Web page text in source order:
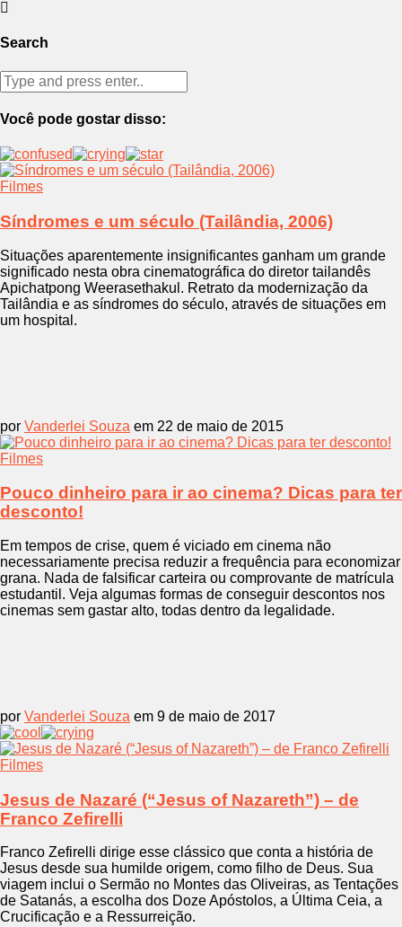
Search
Você pode gostar disso:
Filmes
Síndromes e um século (Tailândia, 2006)
Situações aparentemente insignificantes ganham um grande
significado nesta obra cinematográfica do diretor tailandês
Apichatpong Weerasethakul. Retrato da modernização da
Tailândia e as síndromes do século, através de situações em
um hospital.
por Vanderlei Souza em 22 de maio de 2015
Filmes
Pouco dinheiro para ir ao cinema? Dicas para ter
desconto!
Em tempos de crise, quem é viciado em cinema não
necessariamente precisa reduzir a frequência para economizar
grana. Nada de falsificar carteira ou comprovante de matrícula
estudantil. Veja algumas formas de conseguir descontos nos
cinemas sem gastar alto, todas dentro da legalidade.
por Vanderlei Souza em 9 de maio de 2017
Filmes
Jesus de Nazaré (“Jesus of Nazareth”) – de
Franco Zefirelli
Franco Zefirelli dirige esse clássico que conta a história de
Jesus desde sua humilde origem, como filho de Deus. Sua
viagem inclui o Sermão no Montes das Oliveiras, as Tentações
de Satanás, a escolha dos Doze Apóstolos, a Última Ceia, a
Crucificação e a Ressurreição.